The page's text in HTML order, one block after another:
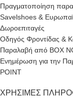
Πραγματοποίηση
Savelshoes &
Δωροεπιταγές
Οδηγός Φροντίδας &
Παραλαβή από BOX
Ενημέρωση για την
POINT
ΧΡΉΣΙΜΕΣ